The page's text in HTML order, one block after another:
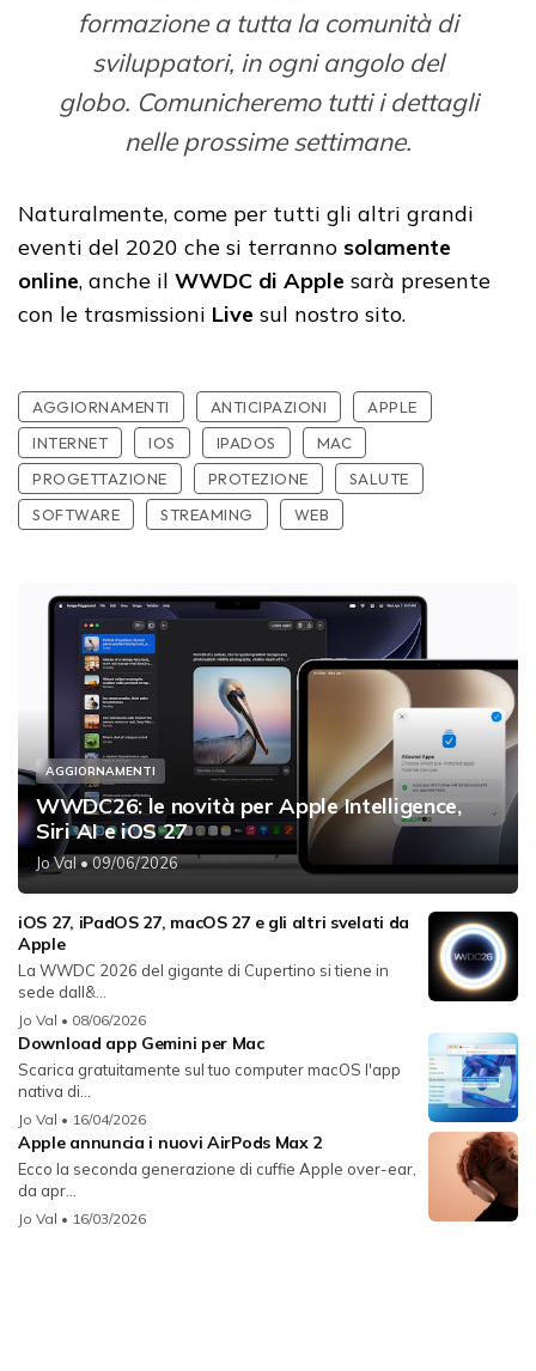
formazione a tutta la comunità di
sviluppatori, in ogni angolo del
globo. Comunicheremo tutti i dettagli
nelle prossime settimane.
Naturalmente, come per tutti gli altri grandi
eventi del 2020 che si terranno solamente
online, anche il WWDC di Apple sarà presente
con le trasmissioni Live sul nostro sito.
AGGIORNAMENTI ANTICIPAZIONI
APPLE
INTERNET
IOS IPADOS
MAC
PROGETTAZIONE
PROTEZIONE
SALUTE
SOFTWARE
STREAMING WEB
AGGIORNAMENTI
WWDC26: le novità per Apple Intelligence,
Siri AI e iOS 27
Jo Val• 09/06/2026
iOS 27, iPadOS 27, macOS 27 e gli altri svelati da
Apple
La WWDC 2026 del gigante di Cupertino si tiene in
sede dall&...
Jo Val • 08/06/2026
Download app Gemini per Mac
Scarica gratuitamente sul tuo computer macOS l'app
nativa di...
Jo Val • 16/04/2026
Apple annuncia i nuovi AirPods Max 2
Ecco la seconda generazione di cuffie Apple over-ear,
da apr...
Jo Val • 16/03/2026